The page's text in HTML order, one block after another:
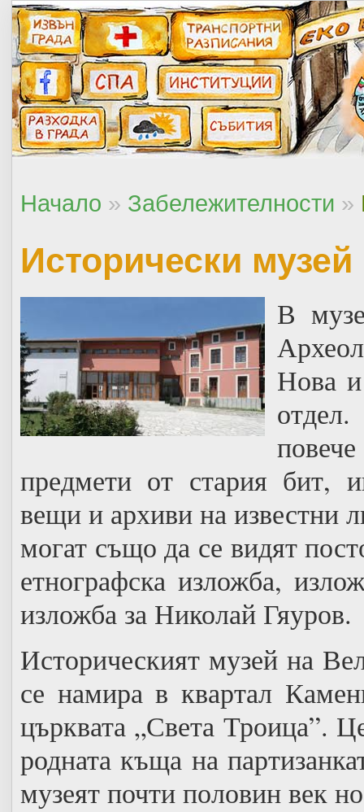
Начало » Забележителности »
Исторически
В
Нова
предмети от стария бит,
вещи и архиви на известни
могат също да се видят
етнографска изложба,
изложба за Николай Гяуров.
Историческият музей на
се намира в квартал
църквата „Света Троица”.
родната къща на
музеят почти половин век